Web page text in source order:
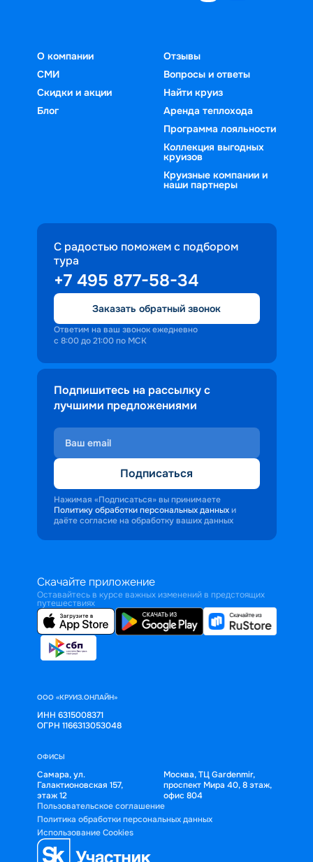
О компании
СМИ
Скидки и акции
Блог
Отзывы
Вопросы и ответы
Найти круиз
Аренда теплохода
Программа лояльности
Коллекция выгодных
круизов
Круизные компании и
наши партнеры
С радостью поможем с подбором
тура
+7 495 877-58-34
Заказать обратный звонок
Ответим на ваш звонок ежедневно
с 8:00 до 21:00 по МСК
Подпишитесь на рассылку с
лучшими предложениями
Подписаться
Нажимая «Подписаться» вы принимаете
Политику обработки персональных данных и
даёте согласие на обработку ваших данных
Скачайте приложение
Оставайтесь в курсе важных изменений в предстоящих
путешествиях
ООО «КРУИЗ.ОНЛАЙН»
ИНН 6315008371
ОГРН 1166313053048
ОФИСЫ
Самара, ул.
Галактионовская 157,
этаж 12
Москва, ТЦ Gardenmir,
проспект Мира 40, 8 этаж,
офис 804
Пользовательское соглашение
Политика обработки персональных данных
Использование Cookies